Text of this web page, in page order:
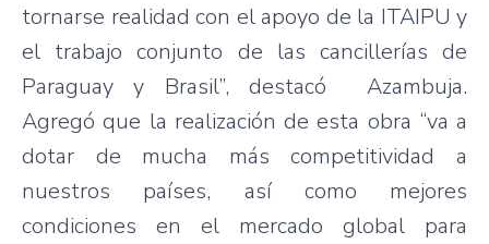
tornarse realidad con el apoyo de la ITAIPU y
el trabajo conjunto de las cancillerías de
Paraguay y Brasil”, destacó Azambuja.
Agregó que la realización de esta obra “va a
dotar de mucha más competitividad a
nuestros países, así como mejores
condiciones en el mercado global para